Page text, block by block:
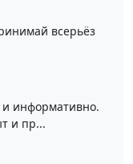
всерьёз
информативно.
и пр...